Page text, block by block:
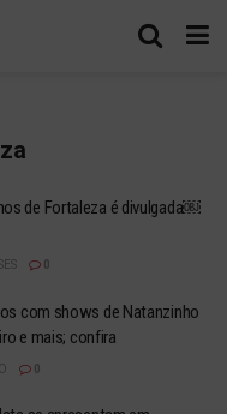
de Fortaleza é divulgada￼
com shows de Natanzinho
e mais; confira